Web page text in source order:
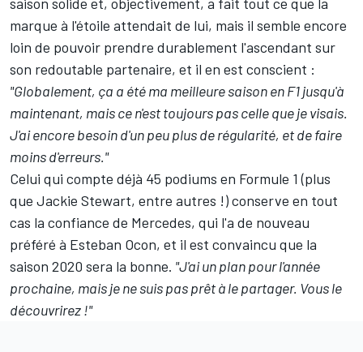
marque à l'étoile attendait de lui, mais il semble encore
loin de pouvoir prendre durablement l'ascendant sur
son redoutable partenaire, et il en est conscient :
"Globalement, ça a été ma meilleure saison en F1 jusqu'à
maintenant, mais ce n'est toujours pas celle que je visais.
J'ai encore besoin d'un peu plus de régularité, et de faire
moins d'erreurs."
Celui qui compte déjà 45 podiums en Formule 1 (plus
que Jackie Stewart, entre autres !) conserve en tout
cas la confiance de Mercedes, qui l'a de nouveau
préféré à Esteban Ocon, et il est convaincu que la
saison 2020 sera la bonne. "J'ai un plan pour l'année
prochaine, mais je ne suis pas prêt à le partager. Vous le
découvrirez !"